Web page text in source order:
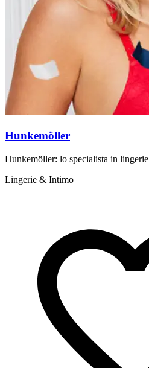
Hunkemöller
Hunkemöller: lo specialista in lingerie
Lingerie & Intimo